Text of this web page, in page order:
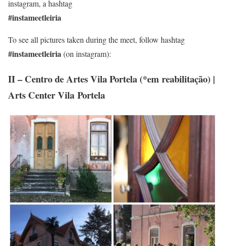
instagram, a hashtag
#instameetleiria
To see all pictures taken during the meet, follow hashtag
#instameetleiria(on instagram):
II – Centro de Artes Vila Portela (*em reabilitação) |
Arts Center Vila Portela